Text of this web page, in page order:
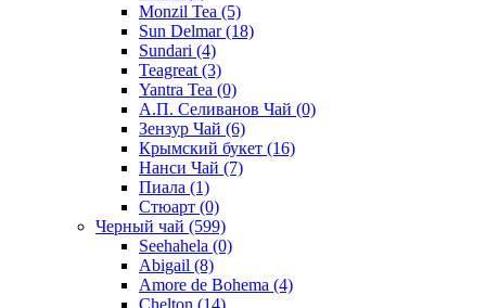
Monzil Tea (5)
Sun Delmar(18)
Sundari (4)
Teagreat (3)
Yantra Tea (0)
А.П. Селиванов Чай (0)
Зензур Чай (6)
Крымский букет (16)
Нанси Чай (7)
Пиала (1)
Стюарт (0)
Черный чай (599)
Seehahela (0)
Abigail (8)
Amore de Bohema (4)
Chelton (14)